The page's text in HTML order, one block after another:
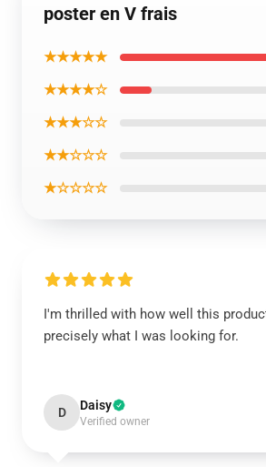
poster en V frais
★★★★★
★★★★☆
★★★☆☆
★★☆☆☆
★☆☆☆☆
I'm thrilled with how well this
precisely what I was looking for.
D Daisy
Verified owner